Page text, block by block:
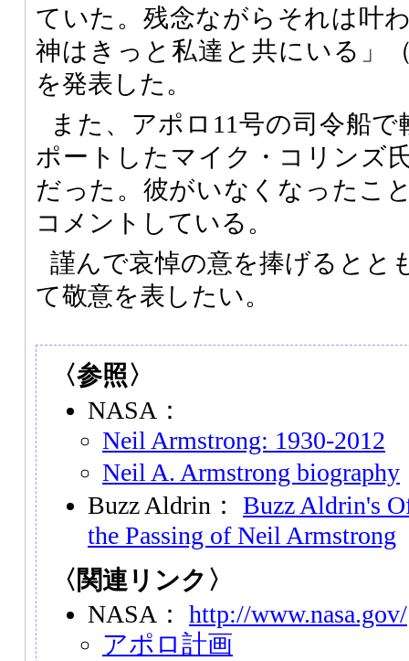
ていた。残念ながらそれは叶
神はきっと私達と共にいる」
を発表した。
また、アポロ11号の司令船
ポートしたマイク・コリンズ
だった。彼がいなくなったこ
コメントしている。
謹んで哀悼の意を捧げるとと
て敬意を表したい。
〈参照〉
NASA：
Neil Armstrong: 1930-2012
Neil A. Armstrong biography
Buzz Aldrin： Buzz Aldrin's
the Passing of Neil Armstrong
〈関連リンク〉
NASA： http://www.nasa.gov/
アポロ計画